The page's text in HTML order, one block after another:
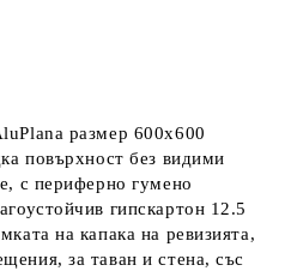
размер 600x600
повърхност без видими
с периферно гумено
гипскартон 12.5
на капака на ревизията,
за таван и стена, със